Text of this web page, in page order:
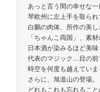
あっと言う間の幸せな一
琴欧州に左上手を取られ
白鵬の肉体、所作の美し
「ちゃんこ両国」、素
日本酒が染みるほど美味
代表のマジック…目の前
時空を何度も越えていま
さらに、旭道山の登場。
どれもこれも忘れるこ